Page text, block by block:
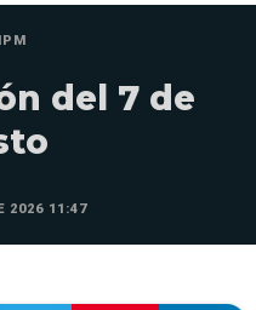
del 7 de
2026 11:47